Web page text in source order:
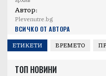
Автор:
Plevenutre.bg
ВСИЧКО ОТ АВТОРА
ЕТИКЕТИ ВРЕМЕТО
ТОП НОВИНИ